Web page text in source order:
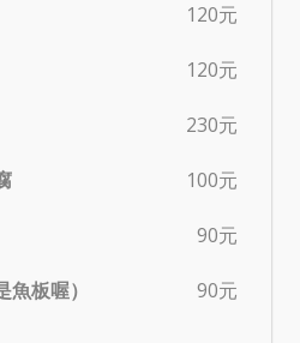
120元
120元
230元
100元
90元
板喔） 90元